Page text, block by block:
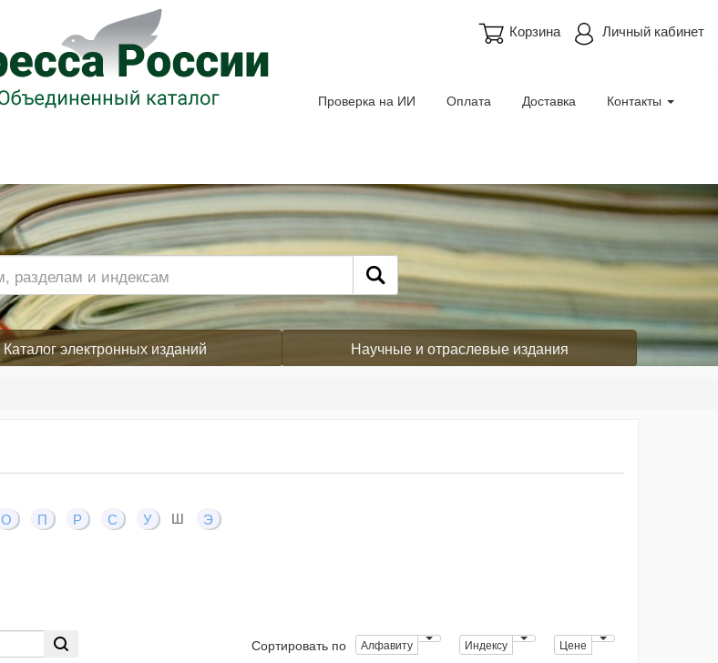
Личный кабинет
Корзина
Проверка на ИИ Оплата Доставка Контакты
Каталог электронных изданий Научные и отраслевые издания
О П Р С У Ш
Э
Сортировать по Алфавиту Индексу Цене